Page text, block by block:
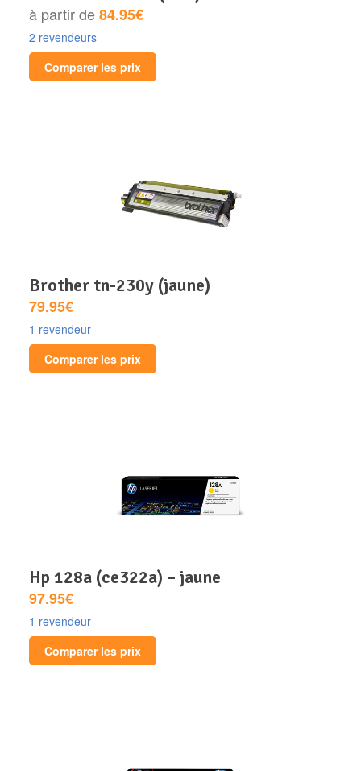
à partir de84.95€
2 revendeurs
Comparer les prix
brother tn-230y (jaune)
79.95€
1 revendeur
Comparer les prix
hp 128a (ce322a) – jaune
97.95€
1 revendeur
Comparer les prix